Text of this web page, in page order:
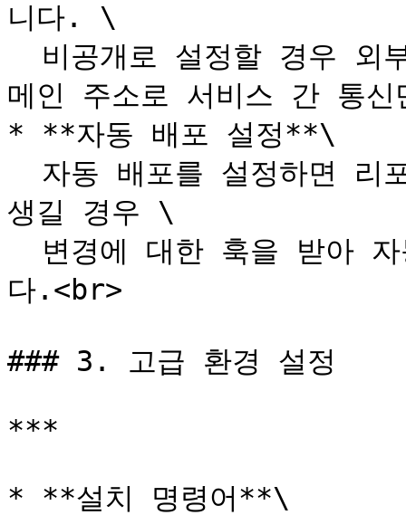
니다. \
메인 주소로 서비스 간 통
* **자동 배포 설정**\
생길 경우 \
다.<br>
### 3. 고급 환경 설정
***
* **설치 명령어**\